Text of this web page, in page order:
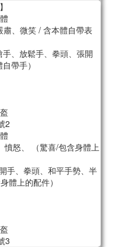
、微笑 / 含本體自帶表
、放鬆手、拳頭、張開
帶手）
2
憤怒、 （驚喜/包含身體上
手、拳頭、和平手勢、半
體上的配件）
3